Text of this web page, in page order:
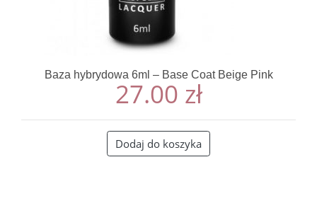
Baza hybrydowa 6ml – Base Coat Beige Pink
27.00 zł
Dodaj do koszyka